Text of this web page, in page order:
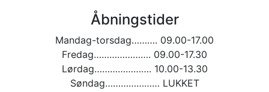
Åbningstider
Mandag-torsdag………. 09.00-17.00
Fredag…………………. 09.00-17.30
Lørdag…………………. 10.00-13.30
Søndag………………… LUKKET